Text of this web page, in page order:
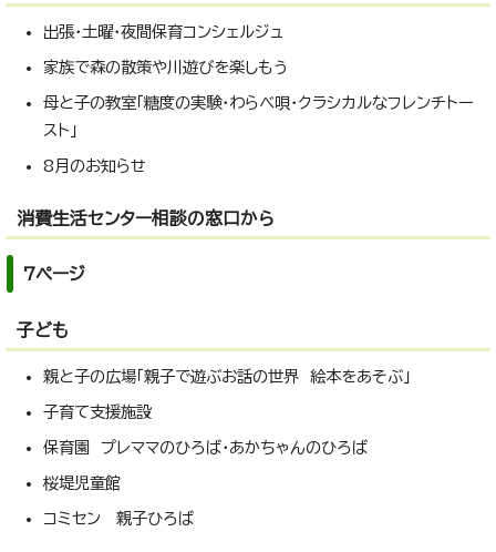
出張・土曜・夜間保育コンシェルジュ
家族で森の散策や川遊びを楽しもう
母と子の教室「糖度の実験・わらべ唄・クラシカルなフレンチトー
スト」
8月のお知らせ
消費生活センター相談の窓口から
7ページ
子ども
親と子の広場「親子で遊ぶお話の世界 絵本をあそぶ」
子育て支援施設
保育園 プレママのひろば・あかちゃんのひろば
桜堤児童館
コミセン 親子ひろば